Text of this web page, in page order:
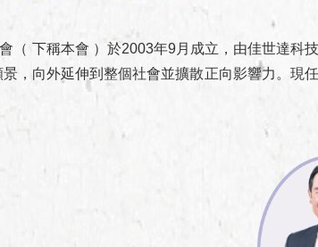
（ 下稱本會 ）於2003年9月成立，由佳世達
，向外延伸到整個社會並擴散正向影響力。